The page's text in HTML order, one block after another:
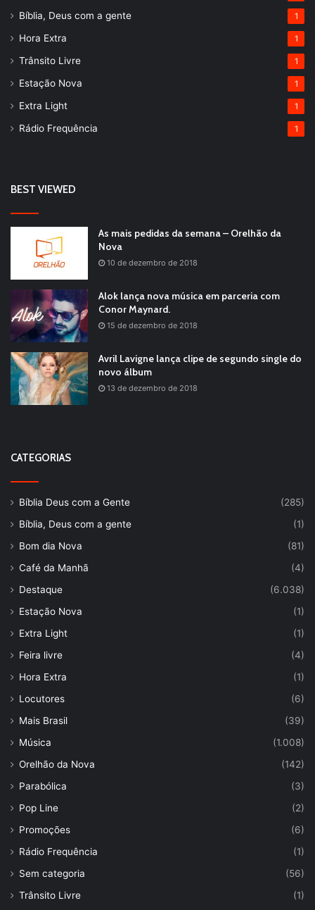
Bíblia, Deus com a gente 1
Hora Extra 1
Trânsito Livre 1
Estação Nova 1
Extra Light 1
Rádio Frequência 1
BEST VIEWED
As mais pedidas da semana – Orelhão da
Nova
10 de dezembro de 2018
Alok lança nova música em parceria com
Conor Maynard.
15 de dezembro de 2018
Avril Lavigne lança clipe de segundo single do
novo álbum
13 de dezembro de 2018
CATEGORIAS
Bíblia Deus com a Gente
(285)
Bíblia, Deus com a gente
(1)
Bom dia Nova
(81)
Café da Manhã
(4)
Destaque
(6.038)
Estação Nova
(1)
Extra Light
(1)
Feira livre
(4)
Hora Extra
(1)
Locutores
(6)
Mais Brasil
(39)
Música
(1.008)
Orelhão da Nova
(142)
Parabólica
(3)
Pop Line
(2)
Promoções
(6)
Rádio Frequência
(1)
Sem categoria
(56)
Trânsito Livre
(1)